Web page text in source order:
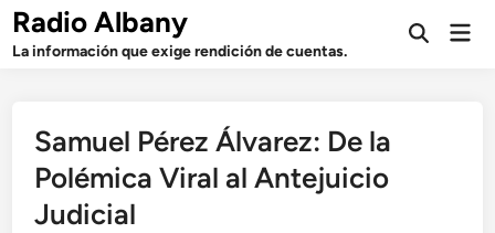
Saltar
contenido
Radio Albany
La información que exige rendición de cuentas.
Abrir
Samuel Pérez Álvarez: De la
Polémica Viral al Antejuicio
Judicial